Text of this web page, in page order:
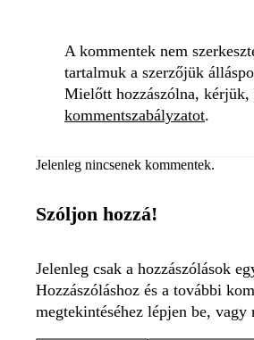
A kommentek nem
tartalmuk a szerzőjük
Mielőtt hozzászólna, kérjük,
kommentszabályzatot.
Jelenleg nincsenek kommentek.
Szóljon hozzá!
Jelenleg csak a hozzászólások
Hozzászóláshoz és a további
megtekintéséhez lépjen be, vagy